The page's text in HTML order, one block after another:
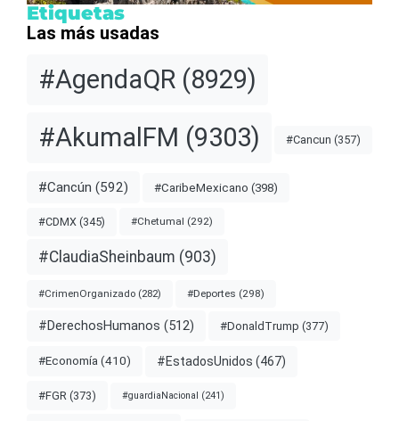
Etiquetas
Las más usadas
#AgendaQR (8929)
#AkumalFM (9303) #Cancun (357)
#Cancún (592) #CaribeMexicano (398)
#CDMX (345) #Chetumal (292)
#ClaudiaSheinbaum (903)
#CrimenOrganizado (282) #Deportes (298)
#DerechosHumanos (512) #DonaldTrump (377)
#Economía (410) #EstadosUnidos (467)
#FGR (373) #guardiaNacional (241)